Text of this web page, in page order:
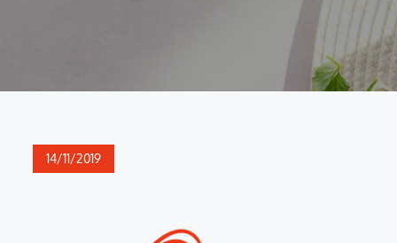
Posted
14/11/2019